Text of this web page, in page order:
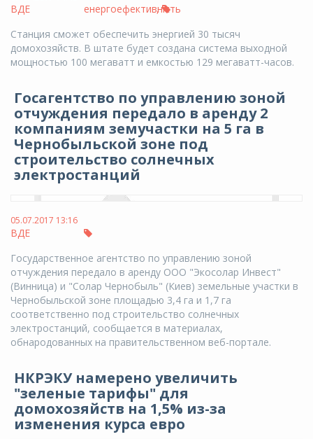
ВДЕ ,
енергоефективність
Станция сможет обеспечить энергией 30 тысяч
домохозяйств. В штате будет создана система выходной
мощностью 100 мегаватт и емкостью 129 мегаватт-часов.
Госагентство по управлению зоной
отчуждения передало в аренду 2
компаниям земучастки на 5 га в
Чернобыльской зоне под
строительство солнечных
электростанций
05.07.2017 13:16
ВДЕ
Государственное агентство по управлению зоной
отчуждения передало в аренду ООО "Экосолар Инвест"
(Винница) и "Солар Чернобыль" (Киев) земельные участки в
Чернобыльской зоне площадью 3,4 га и 1,7 га
соответственно под строительство солнечных
электростанций, сообщается в материалах,
обнародованных на правительственном веб-портале.
НКРЭКУ намерено увеличить
"зеленые тарифы" для
домохозяйств на 1,5% из-за
изменения курса евро